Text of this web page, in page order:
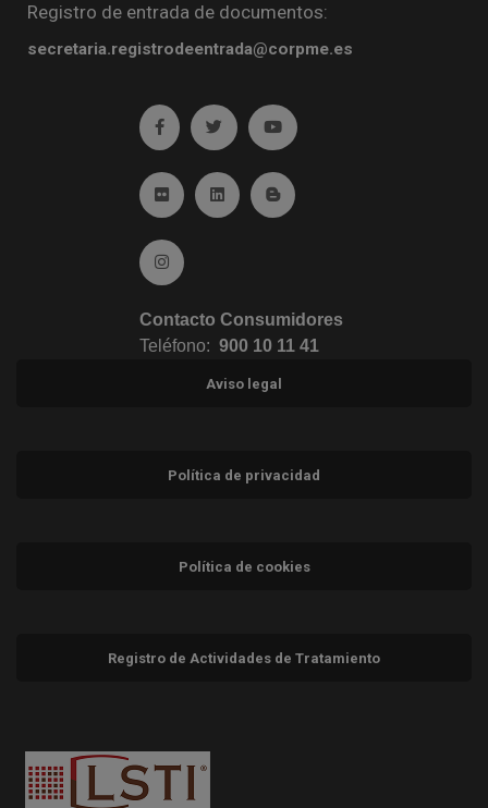
Registro de entrada de documentos:
secretaria.registrodeentrada@corpme.es
Ir a facebook (abre en ventana nueva)
Ir a twitter (abre en ventana nueva)
Ir a YouTube (abre en
Ir a Flickr (abre en ventana nueva)
Ir a Linkedin (abre en ventana nueva)
Ir al Blog (abre en ventana
Ir a Instagram (abre en ventana nueva)
Contacto Consumidores
Teléfono: 900 10 11 41
Aviso legal
Política de privacidad
Política de cookies
Registro de Actividades de Tratamiento